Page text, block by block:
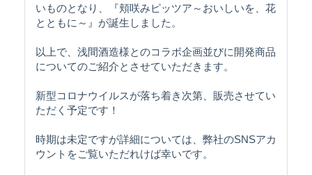
いものとなり、『頬咲みピッツア～おいしいを、花
とともに～』が誕生しました。
以上で、浅間酒造様とのコラボ企画並びに開発商品
についてのご紹介とさせていただきます。
新型コロナウイルスが落ち着き次第、販売させてい
ただく予定です！
時期は未定ですが詳細については、弊社のSNSアカ
ウントをご覧いただれけば幸いです。